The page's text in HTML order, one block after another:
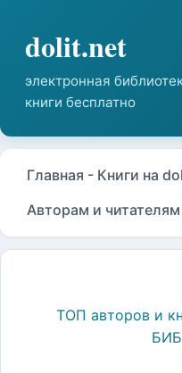
Главная - Книги на
Авторам и читателям
ТОП авторов и